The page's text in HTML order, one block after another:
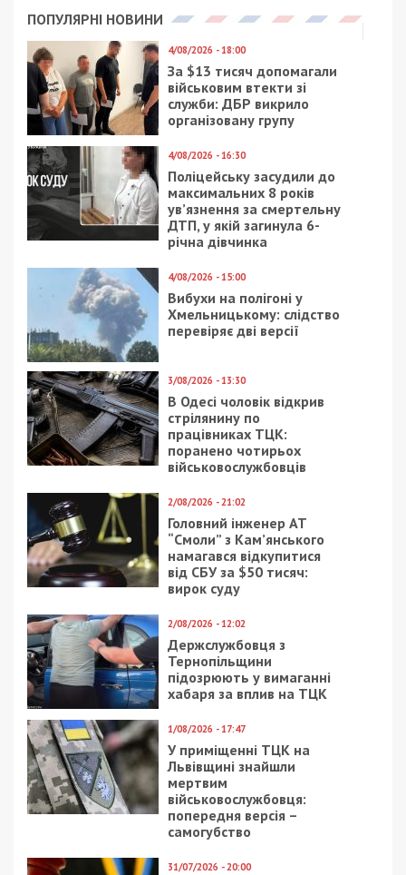
ПОПУЛЯРНІ НОВИНИ
4/08/2026 - 18:00
За $13 тисяч допомагали
військовим втекти зі
служби: ДБР викрило
організовану групу
4/08/2026 - 16:30
Поліцейську засудили до
максимальних 8 років
ув’язнення за смертельну
ДТП, у якій загинула 6-
річна дівчинка
4/08/2026 - 15:00
Вибухи на полігоні у
Хмельницькому: слідство
перевіряє дві версії
3/08/2026 - 13:30
В Одесі чоловік відкрив
стрілянину по
працівниках ТЦК:
поранено чотирьох
військовослужбовців
2/08/2026 - 21:02
Головний інженер АТ
“Смоли” з Кам’янського
намагався відкупитися
від СБУ за $50 тисяч:
вирок суду
2/08/2026 - 12:02
Держслужбовця з
Тернопільщини
підозрюють у вимаганні
хабаря за вплив на ТЦК
1/08/2026 - 17:47
У приміщенні ТЦК на
Львівщині знайшли
мертвим
військовослужбовця:
попередня версія –
самогубство
31/07/2026 - 20:00